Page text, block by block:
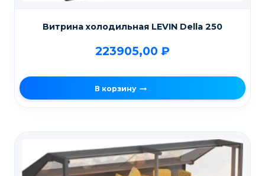
Витрина холодильная LEVIN Della 250
223905,00 ₽
В корзину